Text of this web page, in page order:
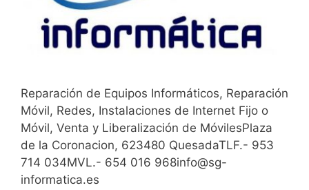
Reparación de Equipos Informáticos, Reparación
Móvil, Redes, Instalaciones de Internet Fijo o
Móvil, Venta y Liberalización de MóvilesPlaza
de la Coronacion, 623480 QuesadaTLF.- 953
714 034MVL.- 654 016 968info@sg-
informatica.es